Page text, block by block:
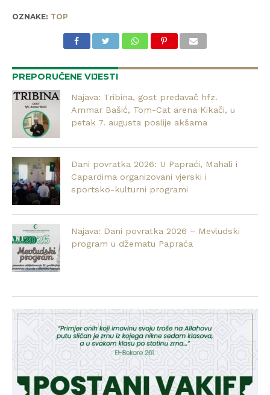
OZNAKE: TOP
PREPORUČENE VIJESTI
Najava: Tribina, gost predavač hfz.
Ammar Bašić, Tom-Cat arena Kikači, u
petak 7. augusta poslije akšama
Dani povratka 2026: U Papraći, Mahali i
Capardima organizovani vjerski i
sportsko-kulturni programi
Najava: Dani povratka 2026 – Mevludski
program u džematu Papraća